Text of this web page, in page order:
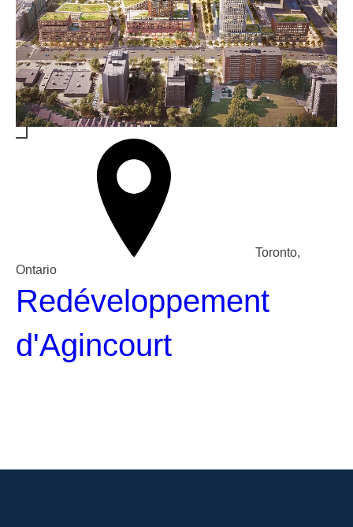
Toronto,
Ontario
Redéveloppement
d'Agincourt